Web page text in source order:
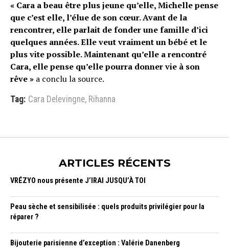
« Cara a beau être plus jeune qu’elle, Michelle pense
que c’est elle, l’élue de son cœur. Avant de la
rencontrer, elle parlait de fonder une famille d’ici
quelques années. Elle veut vraiment un bébé et le
plus vite possible. Maintenant qu’elle a rencontré
Cara, elle pense qu’elle pourra donner vie à son
rêve » a conclu la source.
Tag: Cara Delevingne, Rihanna
ARTICLES RÉCENTS
VRÉZYO nous présente J’IRAI JUSQU’À TOI
Peau sèche et sensibilisée : quels produits privilégier pour la
réparer ?
Bijouterie parisienne d’exception : Valérie Danenberg